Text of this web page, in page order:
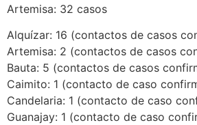
Artemisa: 32 casos
Alquízar: 16 (contactos de casos
Artemisa: 2 (contactos de casos
Bauta: 5 (contactos de casos
Caimito: 1 (contacto de caso
Candelaria: 1 (contacto de caso
Guanajay: 1 (contacto de caso